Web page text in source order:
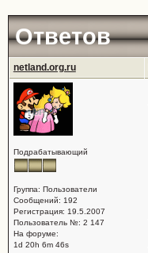
Ответов
netland.org.ru
Подрабатывающий
Группа: Пользователи
Сообщений: 192
Регистрация: 19.5.2007
Пользователь №: 2 147
На форуме:
1d 20h 6m 46s